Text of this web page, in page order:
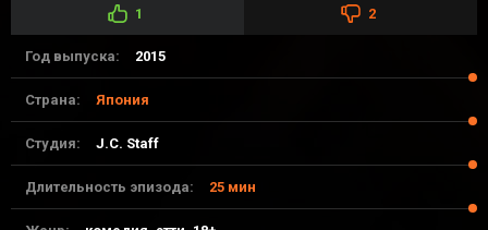
1 2
Год выпуска: 2015
Страна: Япония
Студия: J.C. Staff
Длительность эпизода: 25 мин